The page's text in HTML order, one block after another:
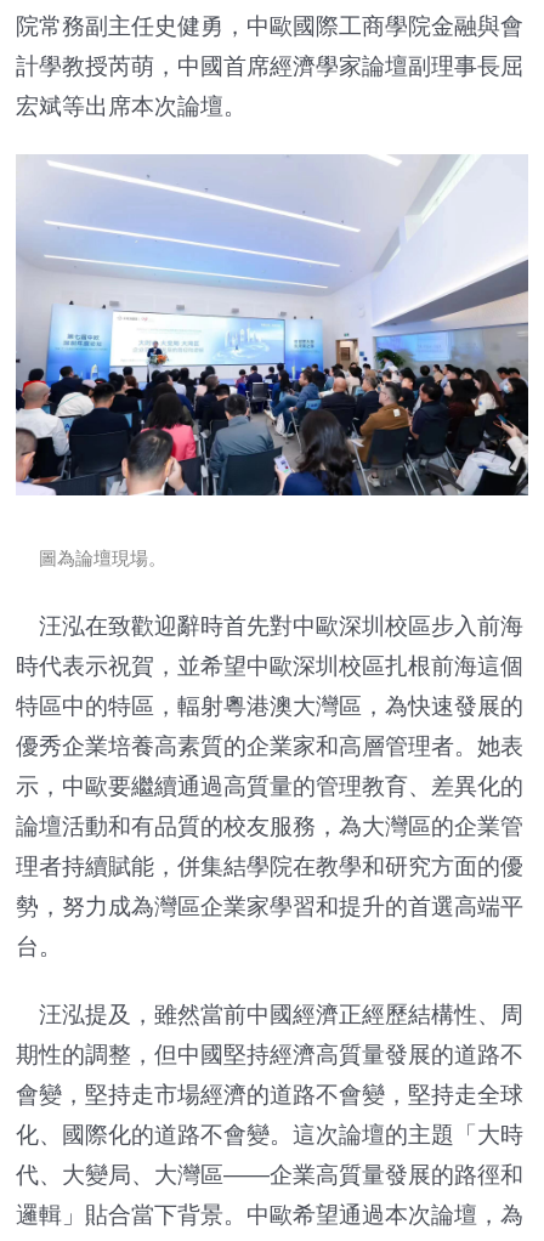
院常務副主任史健勇，中歐國際工商學院金融與會
計學教授芮萌，中國首席經濟學家論壇副理事長屈
宏斌等出席本次論壇。
圖為論壇現場。
汪泓在致歡迎辭時首先對中歐深圳校區步入前海
時代表示祝賀，並希望中歐深圳校區扎根前海這個
特區中的特區，輻射粵港澳大灣區，為快速發展的
優秀企業培養高素質的企業家和高層管理者。她表
示，中歐要繼續通過高質量的管理教育、差異化的
論壇活動和有品質的校友服務，為大灣區的企業管
理者持續賦能，併集結學院在教學和研究方面的優
勢，努力成為灣區企業家學習和提升的首選高端平
台。
汪泓提及，雖然當前中國經濟正經歷結構性、周
期性的調整，但中國堅持經濟高質量發展的道路不
會變，堅持走市場經濟的道路不會變，堅持走全球
化、國際化的道路不會變。這次論壇的主題「大時
代、大變局、大灣區——企業高質量發展的路徑和
邏輯」貼合當下背景。中歐希望通過本次論壇，為